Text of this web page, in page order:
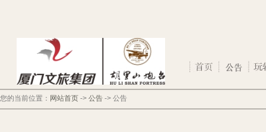
您的当前位置： 网站首页 -> 公告 -> 公告